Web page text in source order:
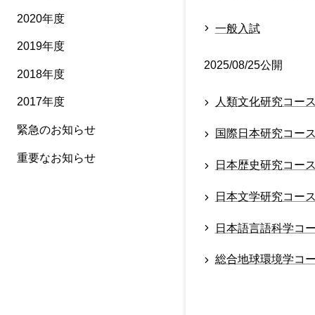
一般入試
2025/08/25公開
人類文化研究コース
国際日本研究コース
日本歴史研究コース
日本文学研究コース
日本語言語科学コ
総合地球環境学コ
2020年度
2019年度
2018年度
2017年度
緊急のお知らせ
重要なお知らせ